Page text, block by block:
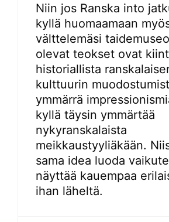
Niin jos Ranska into
kyllä huomaamaan
välttelemäsi
olevat teokset ovat
historiallista
kulttuurin
ymmärrä
kyllä täysin ymmärtää
nykyranskalaista
meikkaustyyliäkään.
sama idea luoda
näyttää kauempaa
ihan läheltä.